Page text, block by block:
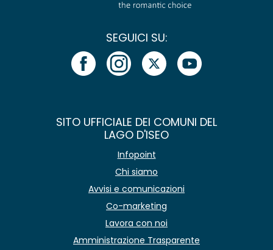
SEGUICI SU:
SITO UFFICIALE DEI COMUNI DEL
LAGO D'ISEO
Infopoint
Chi siamo
Avvisi e comunicazioni
Co-marketing
Lavora con noi
Amministrazione Trasparente